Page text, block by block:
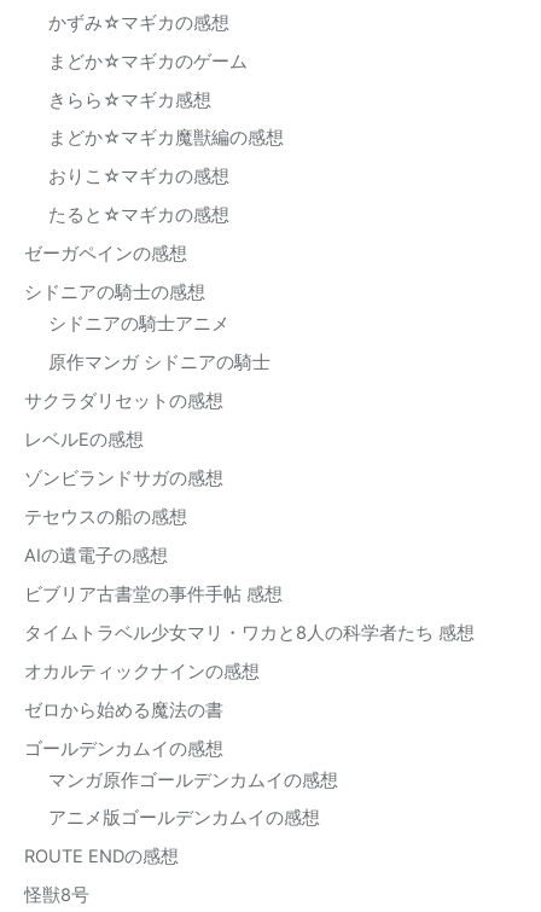
かずみ☆マギカの感想
まどか☆マギカのゲーム
きらら☆マギカ感想
まどか☆マギカ魔獣編の感想
おりこ☆マギカの感想
たると☆マギカの感想
ゼーガペインの感想
シドニアの騎士の感想
シドニアの騎士アニメ
原作マンガ シドニアの騎士
サクラダリセットの感想
レベルEの感想
ゾンビランドサガの感想
テセウスの船の感想
AIの遺電子の感想
ビブリア古書堂の事件手帖 感想
タイムトラベル少女マリ・ワカと8人の科学者たち 感想
オカルティックナインの感想
ゼロから始める魔法の書
ゴールデンカムイの感想
マンガ原作ゴールデンカムイの感想
アニメ版ゴールデンカムイの感想
ROUTE ENDの感想
怪獣8号